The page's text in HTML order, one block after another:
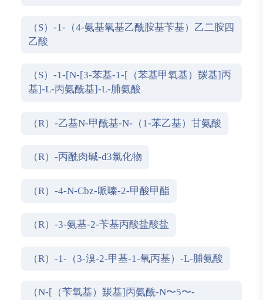
（S）-1-（4-氨基氧基乙酰胺基苄基）乙二胺四
乙酸
（S）-1-[N-[3-苯基-1-[（苯基甲氧基）羰基]丙
基]-L-丙氨酰基]-L-脯氨酸
（R）-乙基N-甲酰基-N-（1-苯乙基）甘氨酸
（R）-丙酰肉碱-d3氯化物
（R）-4-N-Cbz-哌嗪-2-甲酸甲酯
（R）-3-氨基-2-苄基丙酸盐酸盐
（R）-1-（3-溴-2-甲基-1-氧丙基）-L-脯氨酸
（N-[（苄氧基）羰基]丙氨酰-N〜5〜-